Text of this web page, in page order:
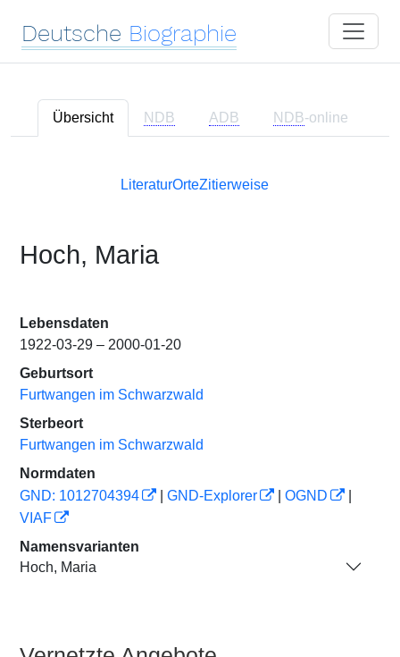
Deutsche Biographie
Übersicht NDB ADB NDB-online
LiteraturOrteZitierweise
Hoch, Maria
Lebensdaten
1922-03-29 – 2000-01-20
Geburtsort
Furtwangen im Schwarzwald
Sterbeort
Furtwangen im Schwarzwald
Normdaten
GND: 1012704394
GND-Explorer OGND
VIAF
Namensvarianten
Hoch, Maria